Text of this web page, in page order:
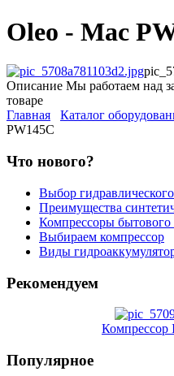
Oleo - Mac
Описание Мы работаем над
товаре
Главная
Каталог
PW145C
Что нового?
Выбор
Преимущества
Компрессоры бытового
Выбираем компрессор
Виды
Рекомендуем
Компрессор
Популярное